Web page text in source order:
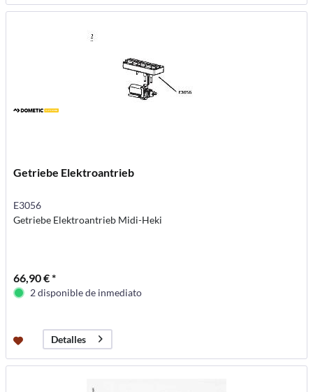
Getriebe Elektroantrieb
E3056
Getriebe Elektroantrieb Midi-Heki
66,90 € *
2 disponible de inmediato
Detalles